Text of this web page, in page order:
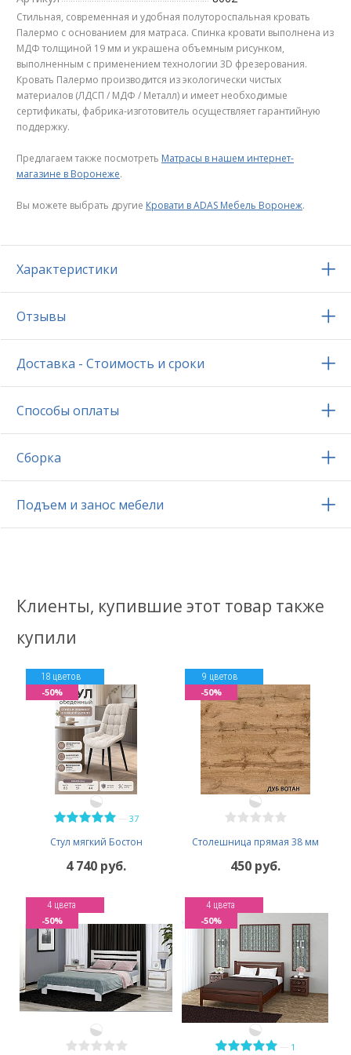
Стильная, современная и удобная полутороспальная кровать
Палермо с основанием для матраса. Спинка кровати выполнена из
МДФ толщиной 19 мм и украшена объемным рисунком,
выполненным с применением технологии 3D фрезерования.
Кровать Палермо производится из экологически чистых
материалов (ЛДСП / МДФ / Металл) и имеет необходимые
сертификаты, фабрика-изготовитель осуществляет гарантийную
поддержку.
Предлагаем также посмотреть Матрасы в нашем интернет-
магазине в Воронеже.
Вы можете выбрать другие Кровати в ADAS Мебель Воронеж.
Характеристики
Отзывы
Доставка - Стоимость и сроки
Способы оплаты
Сборка
Подъем и занос мебели
Клиенты, купившие этот товар также
купили
37
Стул мягкий Бостон
18 цветов
4 740 руб.
-50%
Столешница прямая 38 мм
9 цветов
450 руб.
-50%
4 цвета
-50%
1
4 цвета
-50%